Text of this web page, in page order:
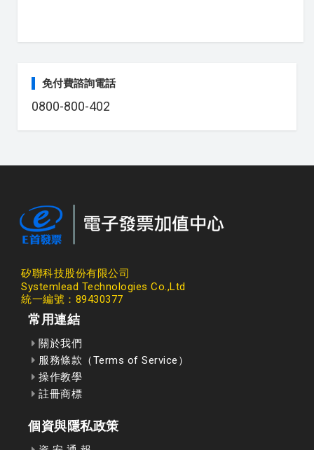
免付費諮詢電話
0800-800-402
矽聯科技股份有限公司
Systemlead Technologies Co.,Ltd
統一編號：89430377
常用連結
關於我們
服務條款（Terms of Service）
操作教學
註冊商標
個資與隱私政策